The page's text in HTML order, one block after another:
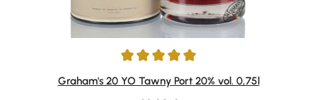
Durchschnittliche Bewertung von 5 von 5 Sternen
Graham's 20 YO Tawny Port 20% vol. 0,75l